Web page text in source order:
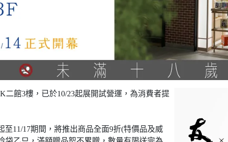
館3樓，已於10/23起展開試營運，為消費者提
至11/17期間，將推出商品全面9折(特價品及威